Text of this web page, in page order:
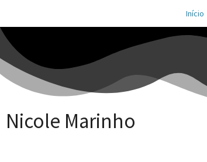
Início
Nicole Marinho